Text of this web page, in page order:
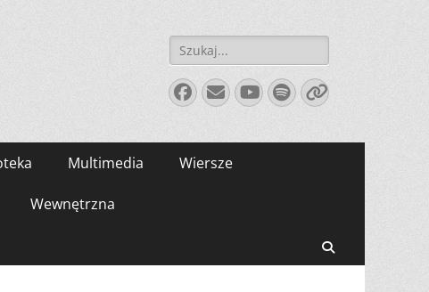
Szukaj:
Facebook
E-
mail
YouTube
Spotify
Link
Multimedia Wiersze
Wewnętrzna